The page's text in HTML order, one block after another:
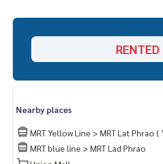
RENTED
Nearby places
MRT Yellow Line > MRT Lat Phrao (
MRT blue line > MRT Lad Phrao